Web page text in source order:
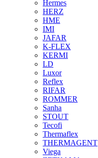
Hermes
HERZ
HME
IMI
JAFAR
K-FLEX
KERMI
LD
Luxor
Reflex
RIFAR
ROMMER
Sanha
STOUT
Tecofi
Thermaflex
THERMAGENT
Viega